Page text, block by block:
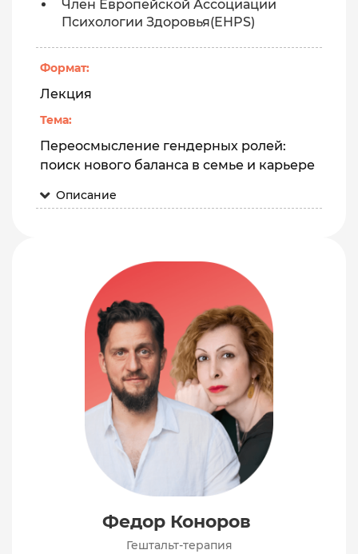
Член Европейской Ассоциации
Психологии Здоровья(EHPS)
Формат:
Лекция
Тема:
Переосмысление гендерных ролей:
поиск нового баланса в семье и карьере
Описание
Федор Коноров
Гештальт-терапия